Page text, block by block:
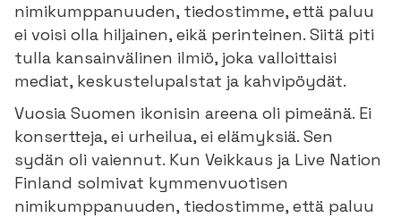
nimikumppanuuden, tiedostimme, että paluu
ei voisi olla hiljainen, eikä perinteinen. Siitä piti
tulla kansainvälinen ilmiö, joka valloittaisi
mediat, keskustelupalstat ja kahvipöydät.
Vuosia Suomen ikonisin areena oli pimeänä. Ei
konsertteja, ei urheilua, ei elämyksiä. Sen
sydän oli vaiennut. Kun Veikkaus ja Live Nation
Finland solmivat kymmenvuotisen
nimikumppanuuden, tiedostimme, että paluu